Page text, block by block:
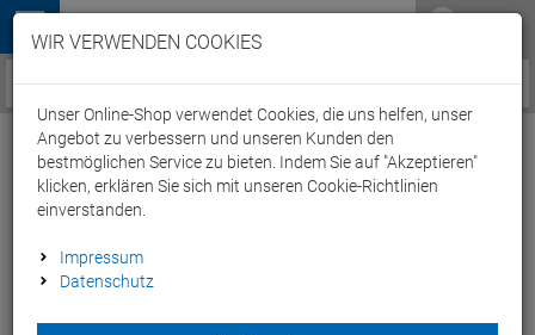
Menü
Service / Hilfe
Unterhose - M/L black
WIR VERWENDEN COOKIES
Unser Online-Shop verwendet Cookies, die uns helfen, unser
Angebot zu verbessern und unseren Kunden den
bestmöglichen Service zu bieten. Indem Sie auf "Akzeptieren"
klicken, erklären Sie sich mit unseren Cookie-Richtlinien
einverstanden.
Impressum
Datenschutz